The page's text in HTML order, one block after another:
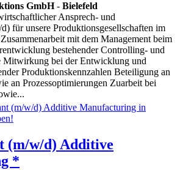
GmbH- Bielefeld
Ansprech- und
für unsere Produktionsgesellschaften im
mit dem Management beim
bestehender Controlling- und
Mitwirkung bei der Entwicklung und
Produktionskennzahlen Beteiligung an
an Prozessoptimierungen Zuarbeit bei
(m/w/d) Additive
*